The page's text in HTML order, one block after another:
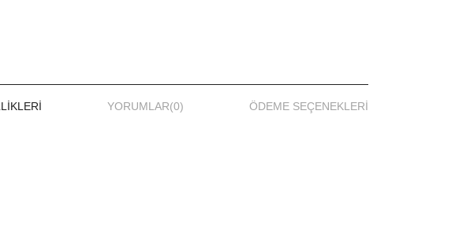
YORUMLAR(0) ÖDEME SEÇENEKLERI